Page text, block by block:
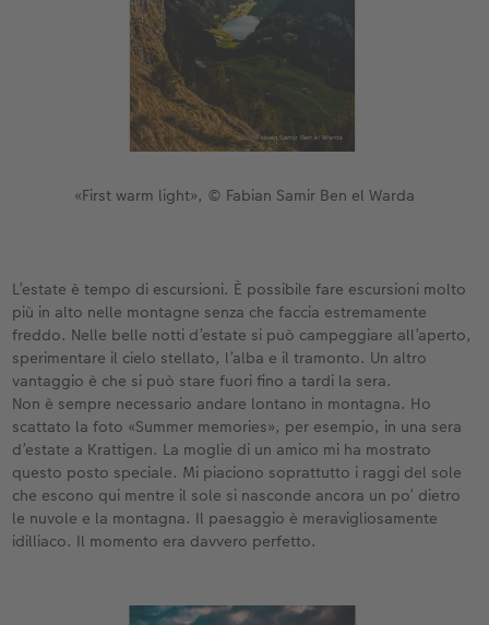
«First warm light», © Fabian Samir Ben el Warda
L’estate è tempo di escursioni. È possibile fare escursioni molto
più in alto nelle montagne senza che faccia estremamente
freddo. Nelle belle notti d’estate si può campeggiare all’aperto,
sperimentare il cielo stellato, l’alba e il tramonto. Un altro
vantaggio è che si può stare fuori fino a tardi la sera.
Non è sempre necessario andare lontano in montagna. Ho
scattato la foto «Summer memories», per esempio, in una sera
d’estate a Krattigen. La moglie di un amico mi ha mostrato
questo posto speciale. Mi piaciono soprattutto i raggi del sole
che escono qui mentre il sole si nasconde ancora un po’ dietro
le nuvole e la montagna. Il paesaggio è meravigliosamente
idilliaco. Il momento era davvero perfetto.